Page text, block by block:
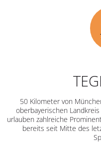
50 Kilometer von
oberbayerischen
urlauben zahlreiche
bereits seit Mitte des